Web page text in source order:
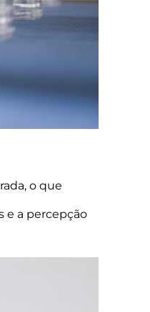
o que
e a percepção